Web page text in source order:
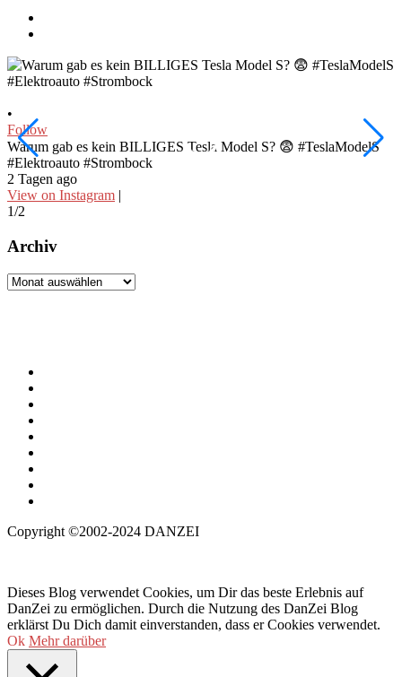
•
Follow
Warum gab es kein BILLIGES Tesla Model S? 😨 #TeslaModelS
#Elektroauto #Strombock
2 Tagen ago
View on Instagram |
1/2
Archiv
Archiv
Copyright ©2002-2024 DANZEI
Dieses Blog verwendet Cookies, um Dir das beste Erlebnis auf
DanZei zu ermöglichen. Durch die Nutzung des DanZei Blog
erklärst Du Dich damit einverstanden, dass er Cookies verwendet.
Ok Mehr darüber